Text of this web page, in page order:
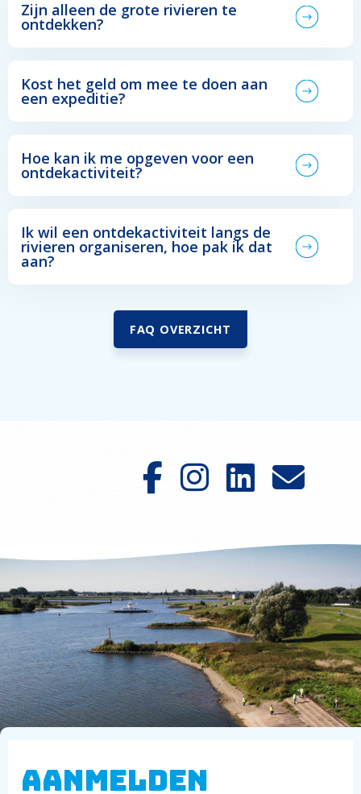
Zijn alleen de grote rivieren te
ontdekken?
Kost het geld om mee te doen aan
een expeditie?
Hoe kan ik me opgeven voor een
ontdekactiviteit?
Ik wil een ontdekactiviteit langs de
rivieren organiseren, hoe pak ik dat
aan?
FAQ OVERZICHT